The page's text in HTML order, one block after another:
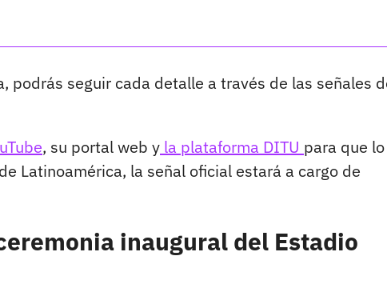
podrás seguir cada detalle a través de las señales
, su portal web y la plataforma DITU para que lo
Latinoamérica, la señal oficial estará a cargo de
inaugural del Estadio